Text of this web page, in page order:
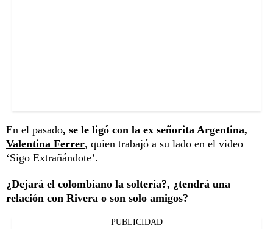
En el pasado, se le ligó con la ex señorita Argentina,
Valentina Ferrer, quien trabajó a su lado en el video
‘Sigo Extrañándote’.
¿Dejará el colombiano la soltería?, ¿tendrá una
relación con Rivera o son solo amigos?
PUBLICIDAD